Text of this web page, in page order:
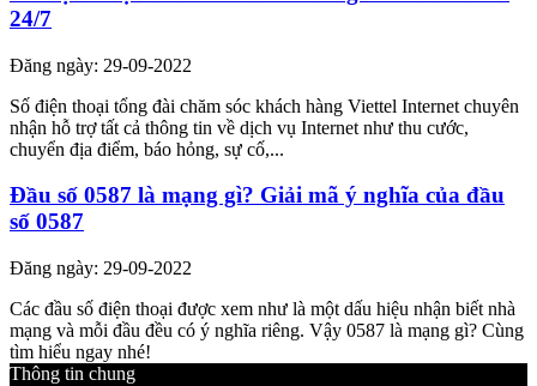
24/7
Đăng ngày: 29-09-2022
Số điện thoại tổng đài chăm sóc khách hàng Viettel Internet chuyên
nhận hỗ trợ tất cả thông tin về dịch vụ Internet như thu cước,
chuyển địa điểm, báo hỏng, sự cố,...
Đầu số 0587 là mạng gì? Giải mã ý nghĩa của đầu
số 0587
Đăng ngày: 29-09-2022
Các đầu số điện thoại được xem như là một dấu hiệu nhận biết nhà
mạng và mỗi đầu đều có ý nghĩa riêng. Vậy 0587 là mạng gì? Cùng
tìm hiểu ngay nhé!
Thông tin chung